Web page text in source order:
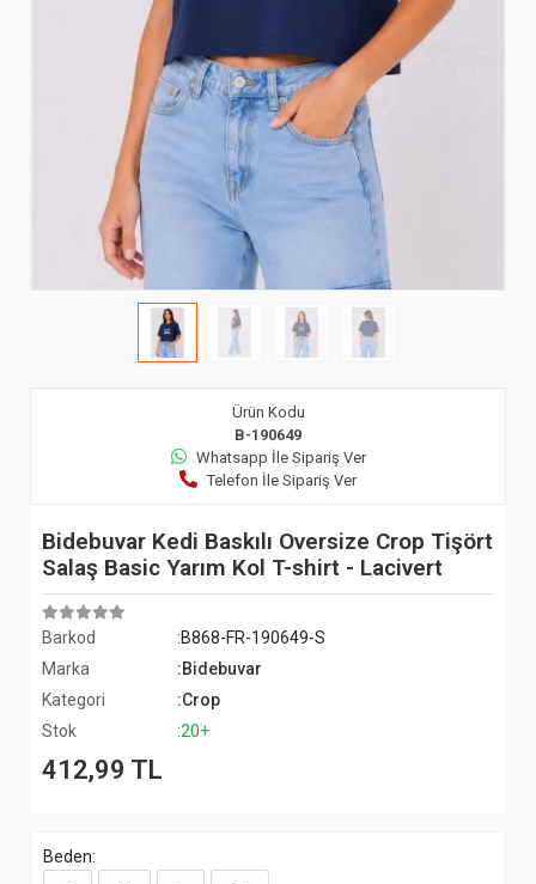
Ürün Kodu
B-190649
Whatsapp İle Sipariş Ver
Telefon İle Sipariş Ver
Bidebuvar Kedi Baskılı Oversize Crop Tişört
Salaş Basic Yarım Kol T-shirt - Lacivert
Barkod
:B868-FR-190649-S
Marka
:Bidebuvar
Kategori
:Crop
Stok
:20+
412,99 TL
Beden: